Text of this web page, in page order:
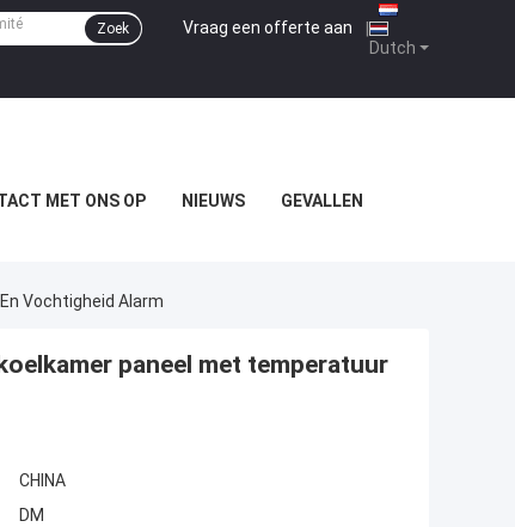
Dutch
Vraag een offerte aan |
Zoek
MET ONS OP NIEUWS GEVALLEN
Vochtigheid Alarm
paneel met temperatuur
CHINA
DM